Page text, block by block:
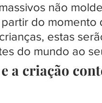
não
do
estas
do mundo ao
a criação